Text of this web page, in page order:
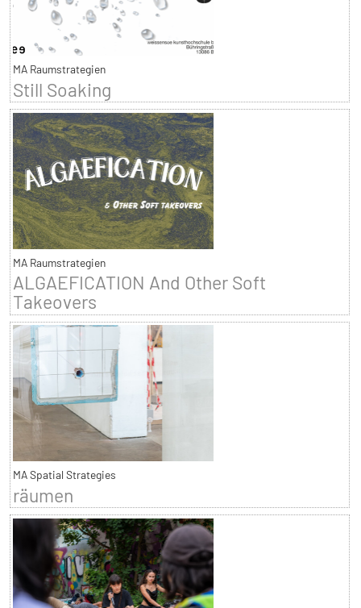
MA Raumstrategien
Still Soaking
MA Raumstrategien
ALGAEFICATION And Other Soft
Takeovers
MA Spatial Strategies
räumen